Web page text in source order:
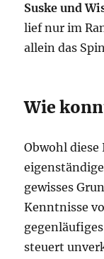
Suske und
lief nur im
allein das
Wie
Obwohl
gewisses
Kenntnisse
steuert